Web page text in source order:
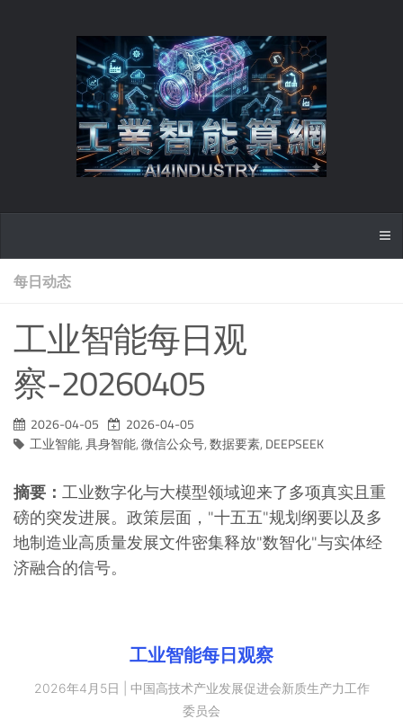
每日动态
工业智能每日观
察-20260405
2026-04-05
2026-04-05
工业智能,具身智能,微信公众号,数据要素, DEEPSEEK
摘要： 工业数字化与大模型领域迎来了多项真实且重
磅的突发进展。政策层面，"十五五"规划纲要以及多
地制造业高质量发展文件密集释放"数智化"与实体经
济融合的信号。
工业智能每日观察
2026年4月5日 | 中国高技术产业发展促进会新质生产力工作
委员会